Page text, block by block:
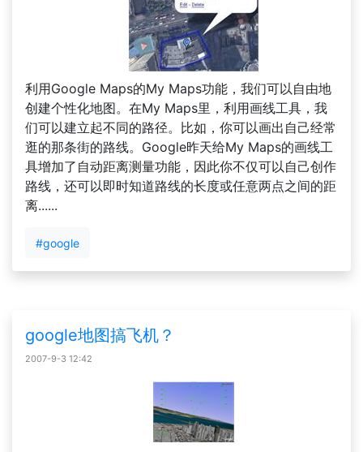
利用Google Maps的My Maps功能，我们可以自由地
创建个性化地图。在My Maps里，利用画线工具，我
们可以建立起不同的路径。比如，你可以画出自己经常
逛的那条街的路线。Google昨天给My Maps的画线工
具增加了自动距离测量功能，因此你不仅可以自己创作
路线，还可以即时知道路线的长度或任意两点之间的距
离......
#google
google地图搞飞机？
2007-9-3 12:42